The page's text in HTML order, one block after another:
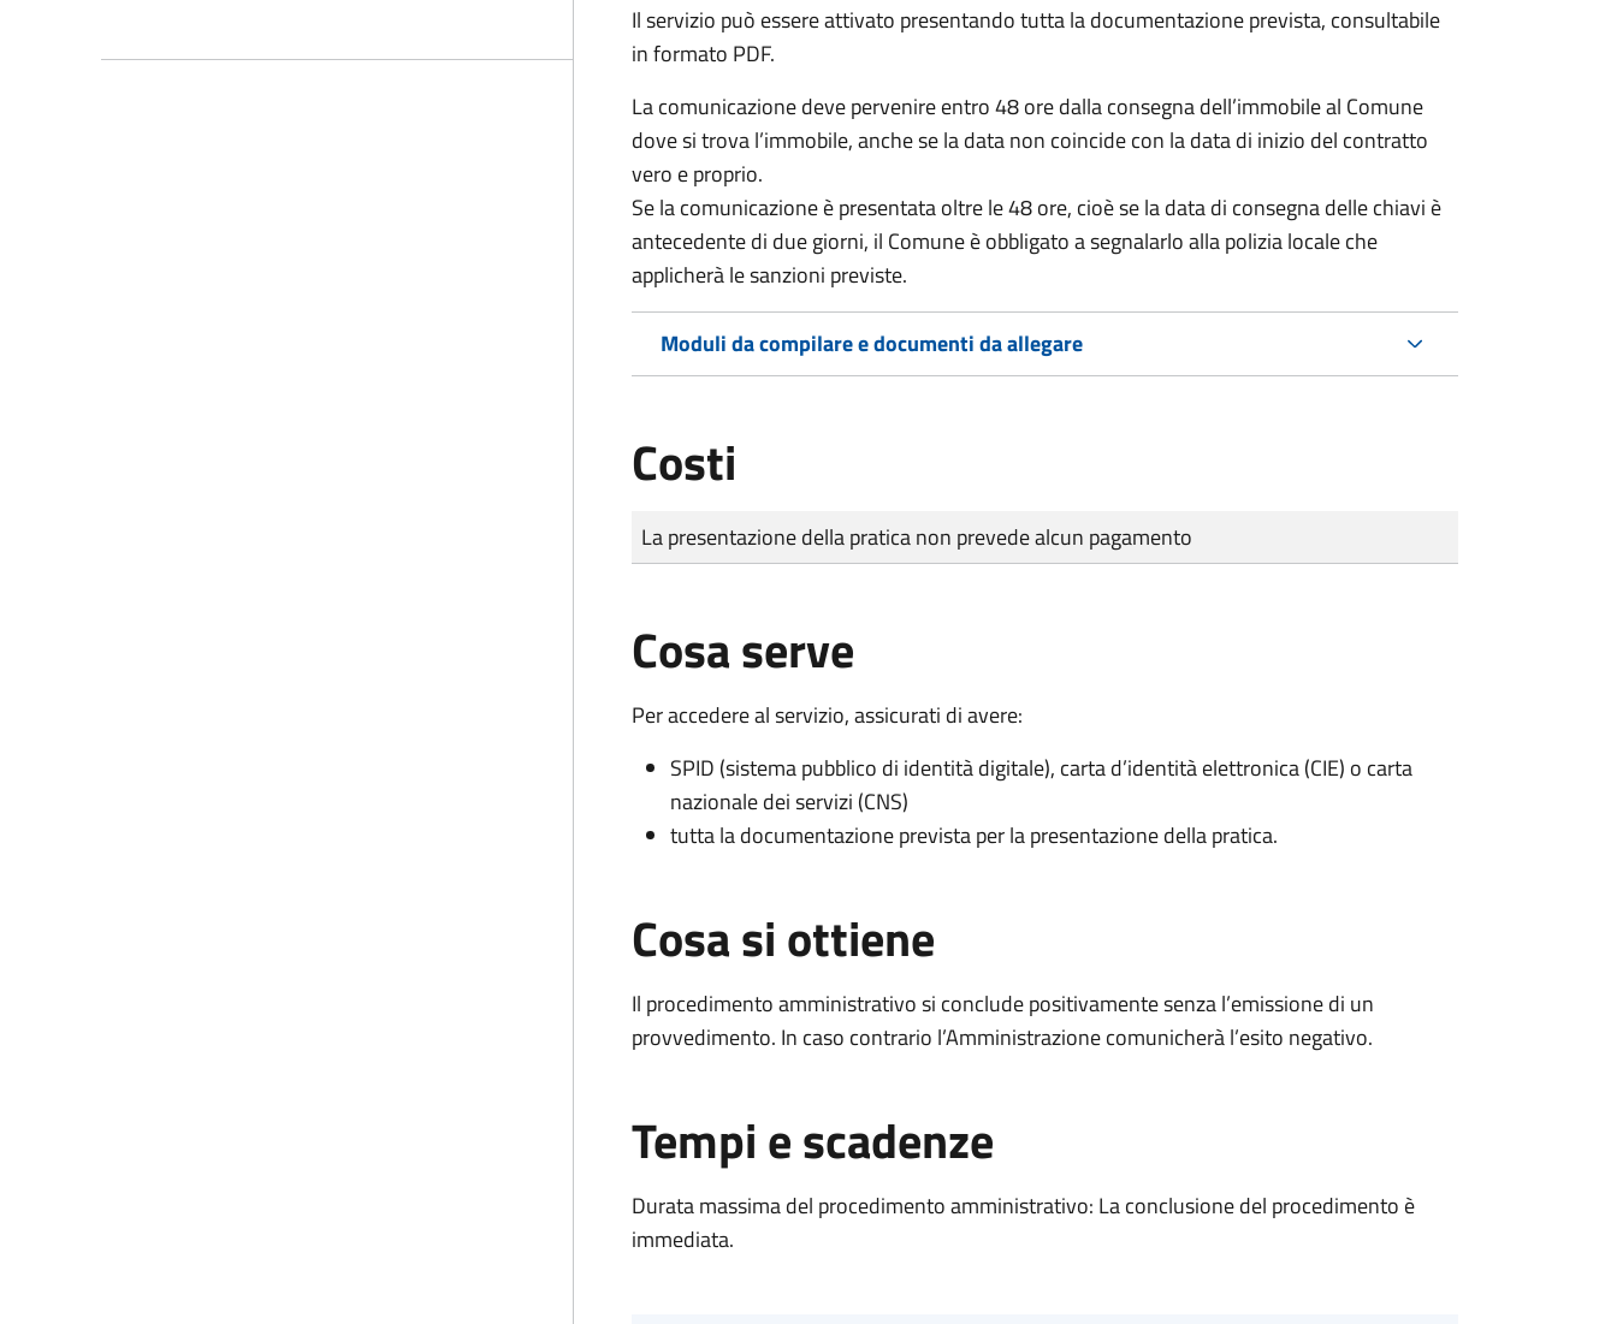
Il servizio può essere attivato presentando tutta la documentazione prevista, consultabile
in formato PDF.
La comunicazione deve pervenireentro 48 oredalla consegna dell’immobile al Comune
dove si trova l’immobile, anche se la data non coincide con la data di inizio del contratto
vero e proprio.
Se la comunicazione è presentata oltre le 48 ore, cioè se la data di consegna delle chiavi è
antecedente di due giorni, il Comune è obbligato a segnalarlo alla polizia locale che
applicherà le sanzioni previste.
Moduli da compilare e documenti da allegare
Costi
Tipo di pagamento
Importo
La presentazione della pratica non prevede alcun pagamento
Cosa serve
Per accedere al servizio, assicurati di avere:
SPID (sistema pubblico di identità digitale), carta d’identità elettronica (CIE) o carta
nazionale dei servizi (CNS)
tutta la documentazione prevista per la presentazione della pratica.
Cosa si ottiene
Il procedimento amministrativo si conclude positivamente senza l’emissione di un
provvedimento. In caso contrario l’Amministrazione comunicherà l’esito negativo.
Tempi e scadenze
Durata massima del procedimento amministrativo: La conclusione del procedimento è
immediata.